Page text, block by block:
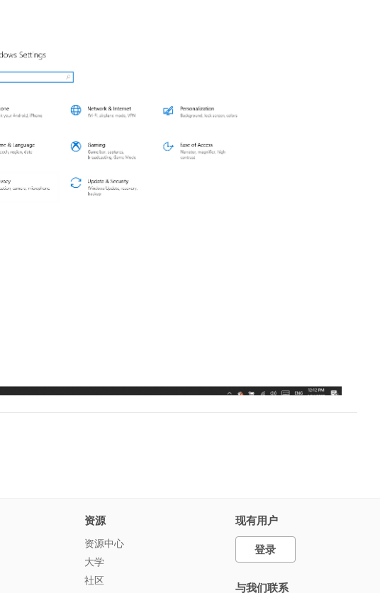
资源
资源中心
大学
社区
现有用户
登录
与我们联系